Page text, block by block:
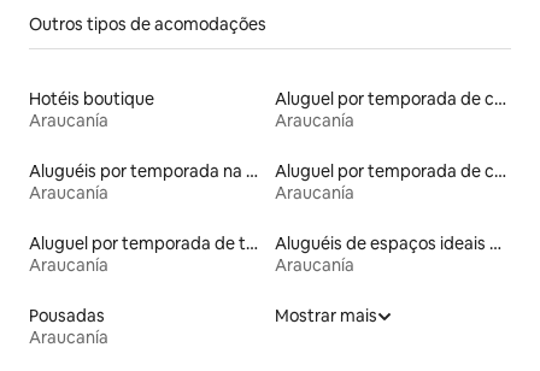
Outros tipos de acomodações
Hotéis boutique
Araucanía
Aluguel por temporada de casas de veraneio
Araucanía
Aluguéis por temporada na orla
Araucanía
Aluguel por temporada de casas na árvore
Araucanía
Aluguel por temporada de townhouses
Araucanía
Aluguéis de espaços ideais para famílias
Araucanía
Pousadas
Araucanía
Mostrar mais